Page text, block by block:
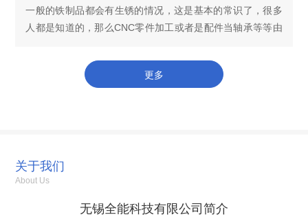
一般的铁制品都会有生锈的情况，这是基本的常识了，很多
人都是知道的，那么CNC零件加工或者是配件当轴承等等由
基本不能够用机械方法来处理，是用化学酸洗则会...
更多
关于我们
About Us
无锡全能科技有限公司简介